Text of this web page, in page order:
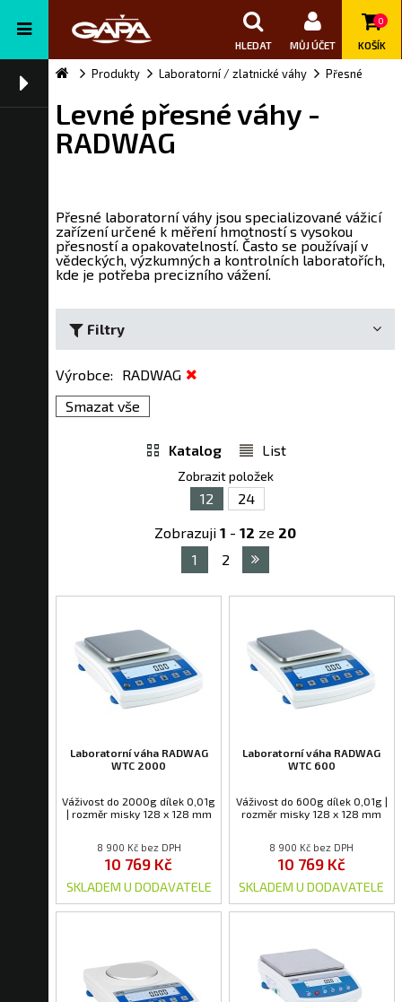
HLEDAT MŮJ ÚČET
0
KOŠÍK
Produkty Laboratorní / zlatnické váhy Přesné
Levné přesné váhy -
RADWAG
Přesné laboratorní váhy jsou specializované vážicí
zařízení určené k měření hmotností s vysokou
přesností a opakovatelností. Často se používají v
vědeckých, výzkumných a kontrolních laboratořích,
kde je potřeba precizního vážení.
Filtry
Výrobce:
RADWAG
Smazat vše
Katalog List
Zobrazit položek
12
24
Zobrazuji 1 - 12 ze 20
1
2
Laboratorní váha RADWAG
WTC 2000
Váživost do 2000g dílek 0,01g
| rozměr misky 128 x 128 mm
8 900 Kč bez DPH
10 769 Kč
SKLADEM U DODAVATELE
Laboratorní váha RADWAG
WTC 600
Váživost do 600g dílek 0,01g |
rozměr misky 128 x 128 mm
8 900 Kč bez DPH
10 769 Kč
SKLADEM U DODAVATELE